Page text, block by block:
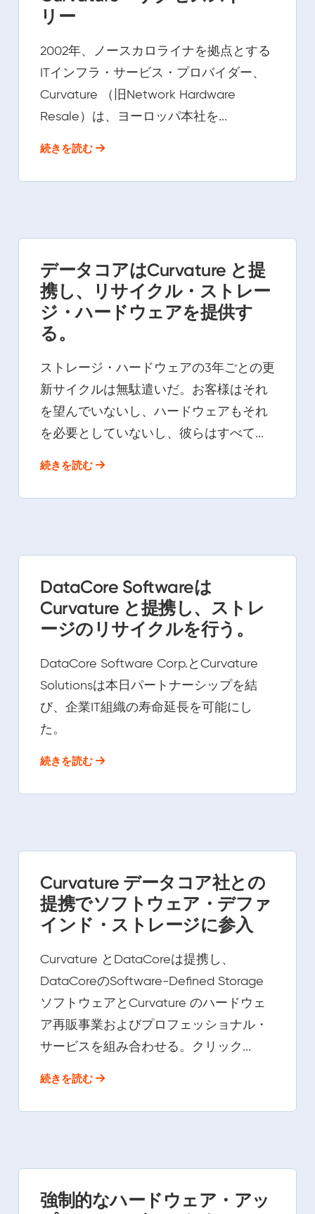
リー
2002年、ノースカロライナを拠点とする
ITインフラ・サービス・プロバイダー、
Curvature （旧Network Hardware
Resale）は、ヨーロッパ本社を...
続きを読む
データコアはCurvature と提
携し、リサイクル・ストレー
ジ・ハードウェアを提供す
る。
ストレージ・ハードウェアの3年ごとの更
新サイクルは無駄遣いだ。お客様はそれ
を望んでいないし、ハードウェアもそれ
を必要としていないし、彼らはすべて...
続きを読む
DataCore Softwareは
Curvature と提携し、ストレ
ージのリサイクルを行う。
DataCore Software Corp.とCurvature
Solutionsは本日パートナーシップを結
び、企業IT組織の寿命延長を可能にし
た。
続きを読む
Curvature データコア社との
提携でソフトウェア・デファ
インド・ストレージに参入
Curvature とDataCoreは提携し、
DataCoreのSoftware-Defined Storage
ソフトウェアとCurvature のハードウェ
ア再販事業およびプロフェッショナル・
サービスを組み合わせる。クリック...
続きを読む
強制的なハードウェア・アッ